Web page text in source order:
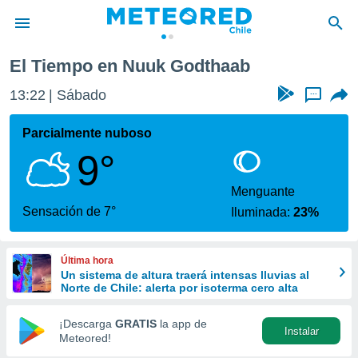
de
por
se
calidad.
a este
las
y
forma
digital
basada
El Tiempo en Nuuk Godthaab
13:22 Sábado ...
Parcialmente nuboso
9°
Sensación de 7°
Menguante
Iluminada:23%
Última hora
Un sistema de altura traerá intensas lluvias al
Norte de Chile: alerta por isoterma cero alta
¡Descarga GRATIS la app de
Meteored!
Instalar